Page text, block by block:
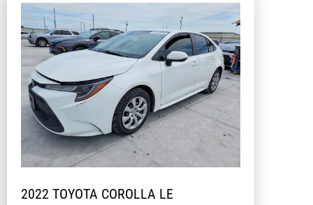
2022 TOYOTA COROLLA LE